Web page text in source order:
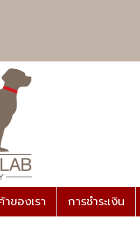
ของเรา การชำระเงิน